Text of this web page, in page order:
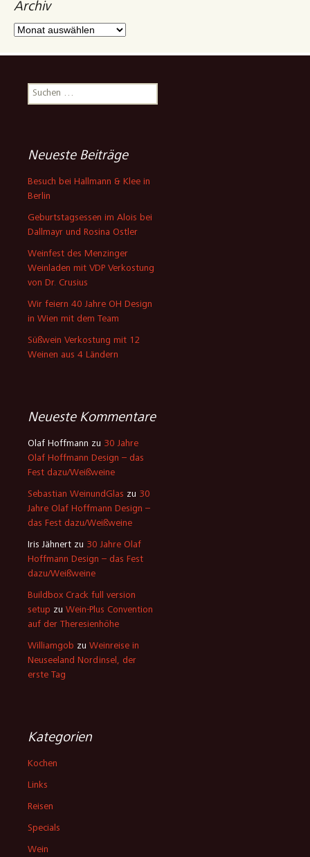
Archiv
Archiv
Suchen
nach:
Neueste Beiträge
Besuch bei Hallmann & Klee in
Berlin
Geburtstagsessen im Alois bei
Dallmayr und Rosina Ostler
Weinfest des Menzinger
Weinladen mit VDP Verkostung
von Dr. Crusius
Wir feiern 40 Jahre OH Design
in Wien mit dem Team
Süßwein Verkostung mit 12
Weinen aus 4 Ländern
Neueste Kommentare
Olaf Hoffmann zu 30 Jahre
Olaf Hoffmann Design – das
Fest dazu/Weißweine
Sebastian WeinundGlas zu 30
Jahre Olaf Hoffmann Design –
das Fest dazu/Weißweine
Iris Jähnert zu 30 Jahre Olaf
Hoffmann Design – das Fest
dazu/Weißweine
Buildbox Crack full version
setup zu Wein-Plus Convention
auf der Theresienhöhe
Williamgob zu Weinreise in
Neuseeland Nordinsel, der
erste Tag
Kategorien
Kochen
Links
Reisen
Specials
Wein